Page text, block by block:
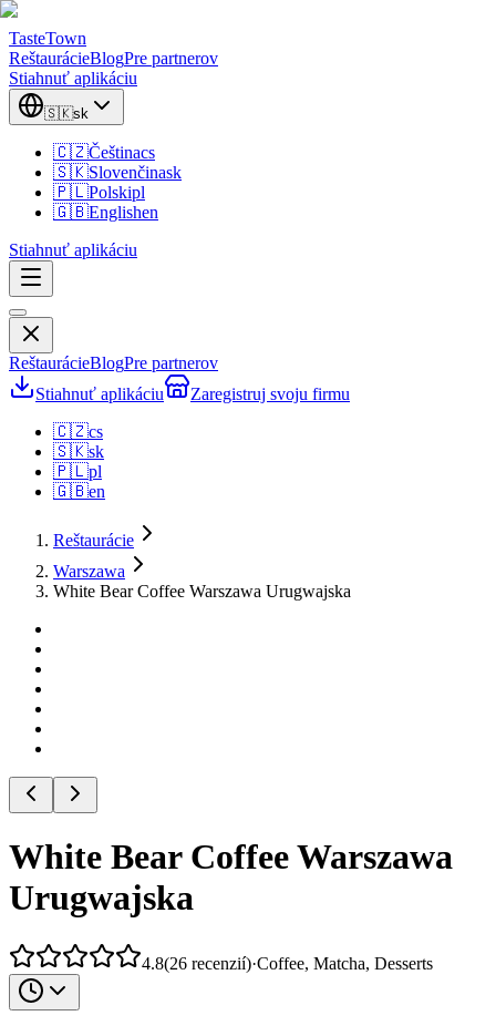
TasteTown
ReštaurácieBlogPre partnerov
Stiahnuť aplikáciu
🇸🇰sk
🇨🇿Češtinacs
🇸🇰Slovenčinask
🇵🇱Polskipl
🇬🇧Englishen
Stiahnuť aplikáciu
ReštaurácieBlogPre partnerov
Stiahnuť aplikáciu
Zaregistruj svoju firmu
🇨🇿cs
🇸🇰sk
🇵🇱pl
🇬🇧en
Reštaurácie
Warszawa
White Bear Coffee Warszawa Urugwajska
White Bear Coffee Warszawa
Urugwajska
4.8(26 recenzií)·Coffee, Matcha, Desserts